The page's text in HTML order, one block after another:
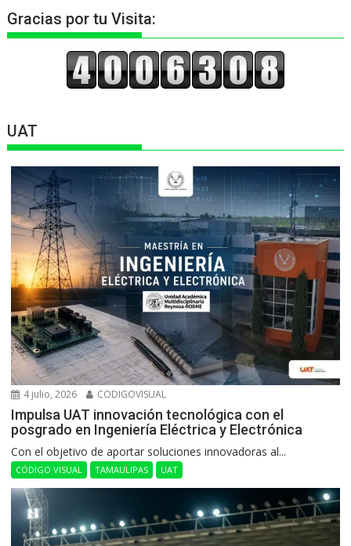
Gracias por tu Visita:
UAT
4 julio, 2026 CODIGOVISUAL
Impulsa UAT innovación tecnológica con el
posgrado en Ingeniería Eléctrica y Electrónica
Con el objetivo de aportar soluciones innovadoras al...
CÓDIGO VISUAL TAMAULIPAS UAT